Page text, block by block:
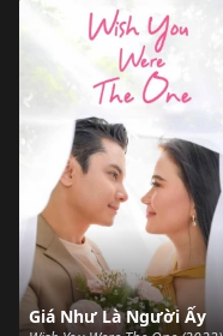
Giá Như Là Người Ấy